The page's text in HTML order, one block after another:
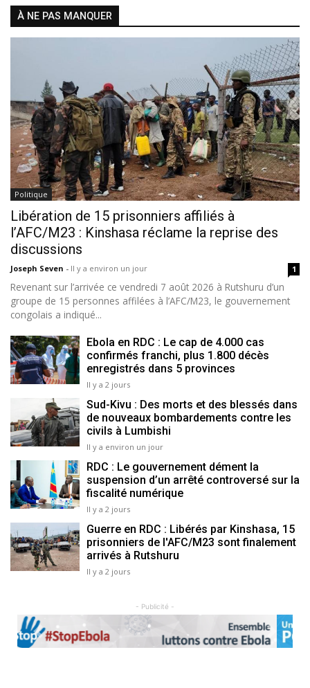
À NE PAS MANQUER
Politique
Libération de 15 prisonniers affiliés à
l’AFC/M23 : Kinshasa réclame la reprise des
discussions
Joseph Seven - Il y a environ un jour 1
Revenant sur l’arrivée ce vendredi 7 août 2026 à Rutshuru d’un
groupe de 15 personnes affilées à l’AFC/M23, le gouvernement
congolais a indiqué...
Ebola en RDC : Le cap de 4.000 cas
confirmés franchi, plus 1.800 décès
enregistrés dans 5 provinces
Il y a 2 jours
Sud-Kivu : Des morts et des blessés dans
de nouveaux bombardements contre les
civils à Lumbishi
Il y a environ un jour
RDC : Le gouvernement dément la
suspension d’un arrêté controversé sur la
fiscalité numérique
Il y a 2 jours
Guerre en RDC : Libérés par Kinshasa, 15
prisonniers de l'AFC/M23 sont finalement
arrivés à Rutshuru
Il y a 2 jours
- Publicité -
Previous Next